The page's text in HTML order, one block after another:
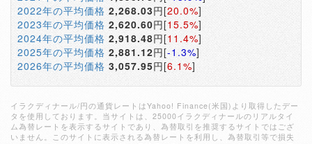
2022年の平均価格 2,268.03円[20.0%]
2023年の平均価格 2,620.60円[15.5%]
2024年の平均価格 2,918.48円[11.4%]
2025年の平均価格 2,881.12円[-1.3%]
2026年の平均価格 3,057.95円[6.1%]
イラクディナール/円の通貨レートはYahoo! Finance(米国)より取得したデー
タを使用しております。当サイトは、25000イラクディナールのリアルタイ
ム為替レートを表示するサイトであり、為替取引を推奨するサイトではござ
いません。このサイトに表示される為替レートを利用し、為替取引等で損失